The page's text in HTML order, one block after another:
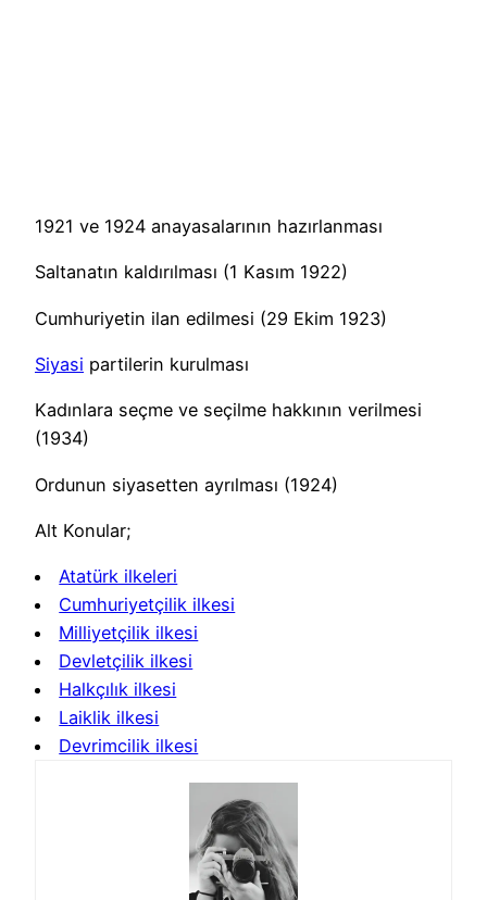
1921 ve 1924 anayasalarının hazırlanması
Saltanatın kaldırılması (1 Kasım 1922)
Cumhuriyetin ilan edilmesi (29 Ekim 1923)
Siyasi partilerin kurulması
Kadınlara seçme ve seçilme hakkının verilmesi
(1934)
Ordunun siyasetten ayrılması (1924)
Alt Konular;
Atatürk ilkeleri
Cumhuriyetçilik ilkesi
Milliyetçilik ilkesi
Devletçilik ilkesi
Halkçılık ilkesi
Laiklik ilkesi
Devrimcilik ilkesi